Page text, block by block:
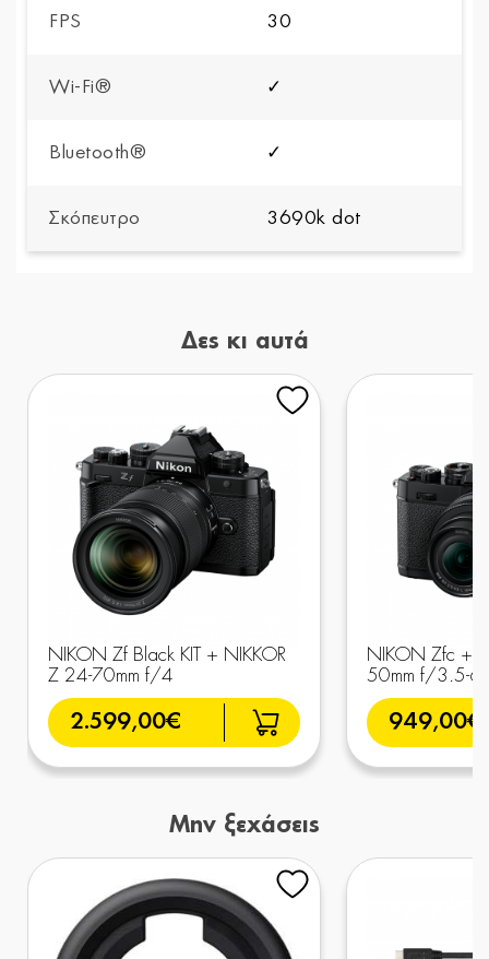
FPS 30
Wi-Fi® ✓
Bluetooth® ✓
Σκόπευτρο 3690k dot
Δες κι αυτά
NIKON Zf Black KIT + NIKKOR
Z 24-70mm f/4
2.599,00€
NIKON Zfc +
50mm f/3.5-
949,00€
Μην ξεχάσεις